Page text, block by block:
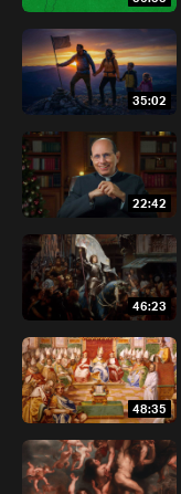
35:02
22:42
46:23
48:35